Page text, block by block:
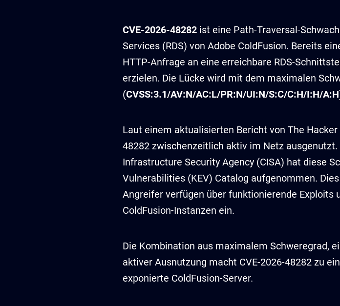
CVE-2026-48282ist eine Path-Traversal-
Services (RDS) von Adobe ColdFusion. Bereits
HTTP-Anfrage an eine erreichbare RDS-
erzielen. Die Lücke wird mit dem maximalen
(CVSS:3.1/AV:N/AC:L/PR:N/UI:N/S:C/C:H/I:H/A:H
Laut einem aktualisierten Bericht von The
48282 zwischenzeitlich aktiv im Netz
Infrastructure Security Agency (CISA) hat diese
Vulnerabilities (KEV) Catalog aufgenommen.
Angreifer verfügen über funktionierende Exploits
ColdFusion-Instanzen ein.
Die Kombination aus maximalem Schweregrad,
aktiver Ausnutzung macht CVE-2026-48282 zu
exponierte ColdFusion-Server.